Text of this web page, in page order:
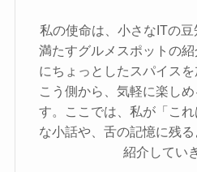
私の使命は、小さなITの
満たすグルメスポットの
にちょっとしたスパイス
こう側から、気軽に楽し
す。ここでは、私が「こ
な小話や、舌の記憶に残
紹介してい